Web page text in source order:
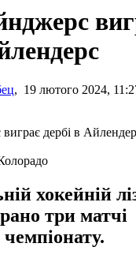
, 19 лютого 2024,
хокейній
три матчі